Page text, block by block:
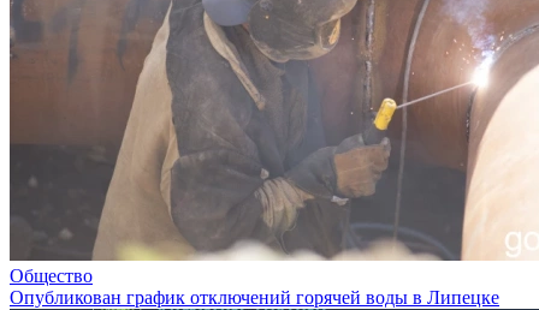
Общество
Опубликован график отключений горячей воды в Липецке